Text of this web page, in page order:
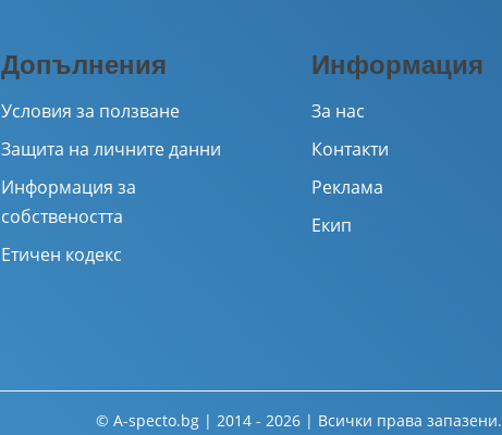
Допълнения
Условия за ползване
Защита на личните данни
Информация за
собствеността
Етичен кодекс
Информация
За нас
Контакти
Реклама
Екип
© A-specto.bg | 2014 - 2026 | Всички права запазени.